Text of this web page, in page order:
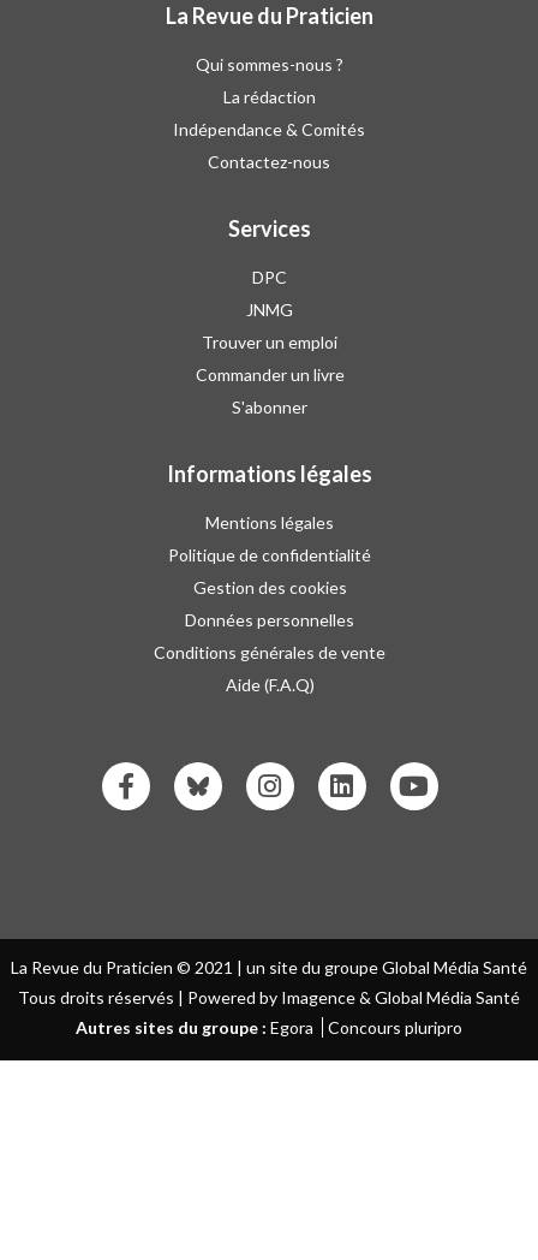
La Revue du Praticien
Qui sommes-nous ?
La rédaction
Indépendance & Comités
Contactez-nous
Services
DPC
JNMG
Trouver un emploi
Commander un livre
S'abonner
Informations légales
Mentions légales
Politique de confidentialité
Gestion des cookies
Données personnelles
Conditions générales de vente
Aide (F.A.Q)
La Revue du Praticien © 2021 | un site du groupe Global Média Santé
Tous droits réservés | Powered by Imagence & Global Média Santé
Autres sites du groupe : Egora Concours pluripro